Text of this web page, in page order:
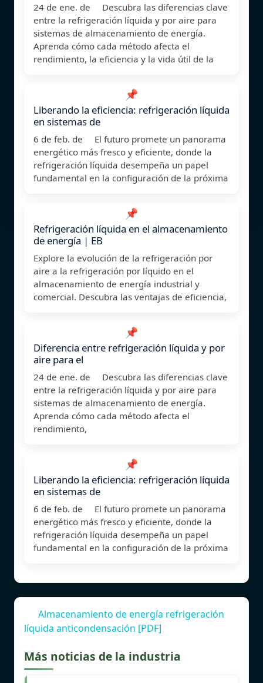
24 de ene. de Descubra las diferencias clave
entre la refrigeración líquida y por aire para
sistemas de almacenamiento de energía.
Aprenda cómo cada método afecta el
rendimiento, la eficiencia y la vida útil de la
📌
Liberando la eficiencia: refrigeración líquida
en sistemas de
6 de feb. de El futuro promete un panorama
energético más fresco y eficiente, donde la
refrigeración líquida desempeña un papel
fundamental en la configuración de la próxima
📌
Refrigeración líquida en el almacenamiento
de energía | EB
Explore la evolución de la refrigeración por
aire a la refrigeración por líquido en el
almacenamiento de energía industrial y
comercial. Descubra las ventajas de eficiencia,
📌
Diferencia entre refrigeración líquida y por
aire para el
24 de ene. de Descubra las diferencias clave
entre la refrigeración líquida y por aire para
sistemas de almacenamiento de energía.
Aprenda cómo cada método afecta el
rendimiento,
📌
Liberando la eficiencia: refrigeración líquida
en sistemas de
6 de feb. de El futuro promete un panorama
energético más fresco y eficiente, donde la
refrigeración líquida desempeña un papel
fundamental en la configuración de la próxima
Almacenamiento de energía refrigeración
líquida anticondensación [PDF]
Más noticias de la industria